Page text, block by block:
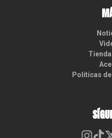
Políticas